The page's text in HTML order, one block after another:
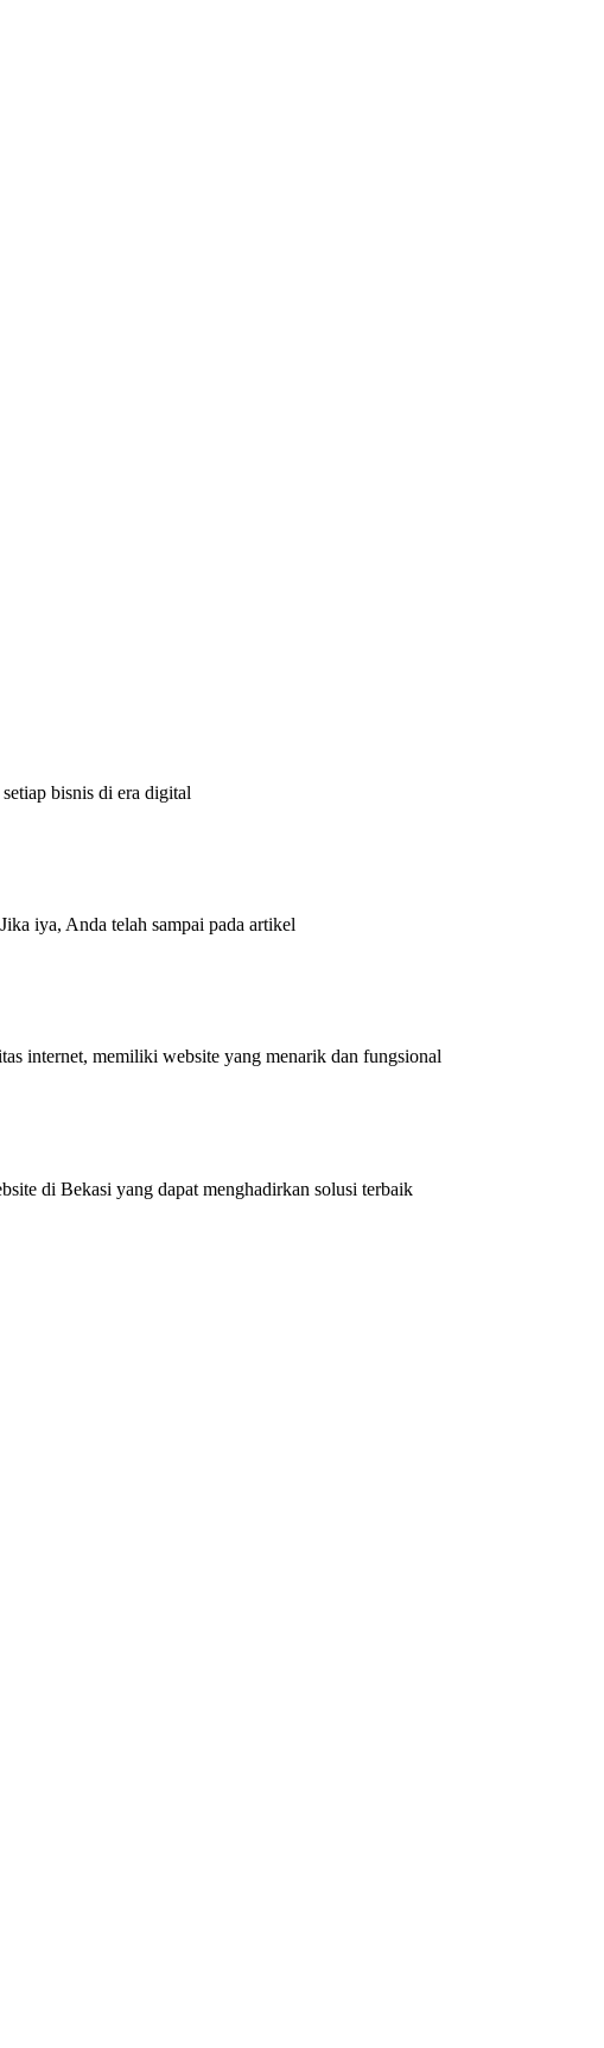
bisnis di era digital
iya, Anda telah sampai pada artikel
internet, memiliki website yang menarik dan fungsional
di Bekasi yang dapat menghadirkan solusi terbaik